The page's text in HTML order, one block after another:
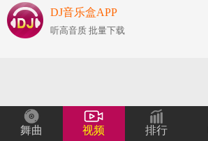
舞曲 视频 排行
DJ音乐盒APP
听高音质 批量下载